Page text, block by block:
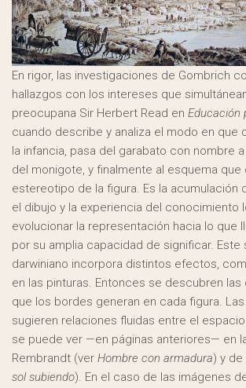
En rigor, las investigaciones de Gombrich
hallazgos con los intereses que
preocupana Sir Herbert Read en Educación
cuando describe y analiza el modo en que
la infancia, pasa del garabato con nombre
del monigote, y finalmente al esquema que
estereotipo de la figura. Es la acumulación
el dibujo y la experiencia del conocimiento
evolucionar la representación hacia lo que
por su amplia capacidad de significar. Este
darwiniano incorpora distintos efectos,
en las pinturas. Entonces se descubren
que los bordes generan en cada figura.
sugieren relaciones fluidas entre el
se puede ver —en páginas anteriores— en
Rembrandt (ver Hombre con armadura) y de
sol subiendo). En el caso de las imágenes